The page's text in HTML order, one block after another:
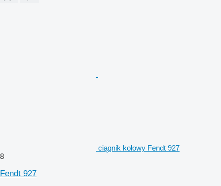
ciągnik kołowy Fendt 927
8
Fendt 927